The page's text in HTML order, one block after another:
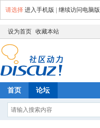
请选择 进入手机版 继续访问电脑版
设为首页 收藏本站
首页 论坛